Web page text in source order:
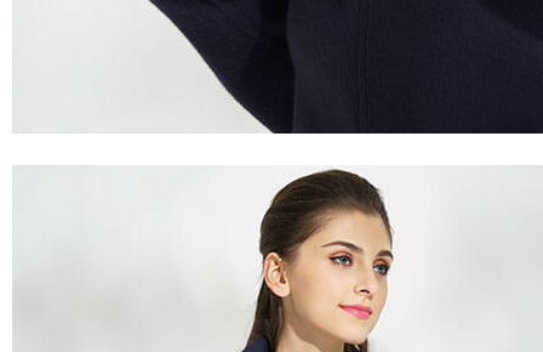
クーポンコードをコピーしました。
ショッピングカート画面にてご入力ください。
クーポンのご利用には会員登録が必要となります。